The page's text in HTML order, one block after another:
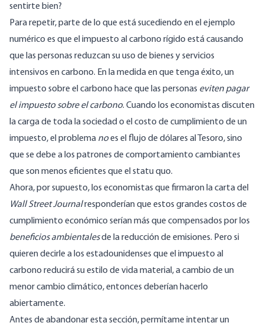
sentirte bien?
Para repetir, parte de lo que está sucediendo en el ejemplo
numérico es que el impuesto al carbono rígido está causando
que las personas reduzcan su uso de bienes y servicios
intensivos en carbono. En la medida en que tenga éxito, un
impuesto sobre el carbono hace que las personas eviten pagar
el impuesto sobre el carbono. Cuando los economistas discuten
la carga de toda la sociedad o el costo de cumplimiento de un
impuesto, el problema noes el flujo de dólares al Tesoro, sino
que se debe a los patrones de comportamiento cambiantes
que son menos eficientes que el statu quo.
Ahora, por supuesto, los economistas que firmaron la carta del
Wall Street Journalresponderían que estos grandes costos de
cumplimiento económico serían más que compensados ​​por los
beneficios ambientalesde la reducción de emisiones. Pero si
quieren decirle a los estadounidenses que el impuesto al
carbono reducirá su estilo de vida material, a cambio de un
menor cambio climático, entonces deberían hacerlo
abiertamente.
Antes de abandonar esta sección, permítame intentar un